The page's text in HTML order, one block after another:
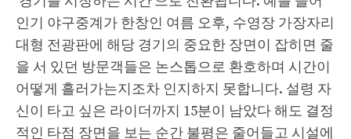
인기 야구중계가 한창인 여름 오후, 수영장 가장자리
대형 전광판에 해당 경기의 중요한 장면이 잡히면 줄
을 서 있던 방문객들은 논스톱으로 환호하며 시간이
어떻게 흘러가는지조차 인지하지 못합니다. 설령 자
신이 타고 싶은 라이더까지 15분이 남았다 해도 결정
적인 타점 장면을 보는 순간 불평은 줄어들고 시설에